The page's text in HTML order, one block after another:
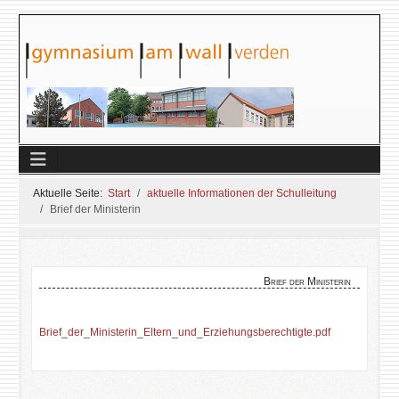
Aktuelle Seite: Start
aktuelle Informationen der Schulleitung
Brief der Ministerin
Brief der Ministerin
Brief_der_Ministerin_Eltern_und_Erziehungsberechtigte.pdf